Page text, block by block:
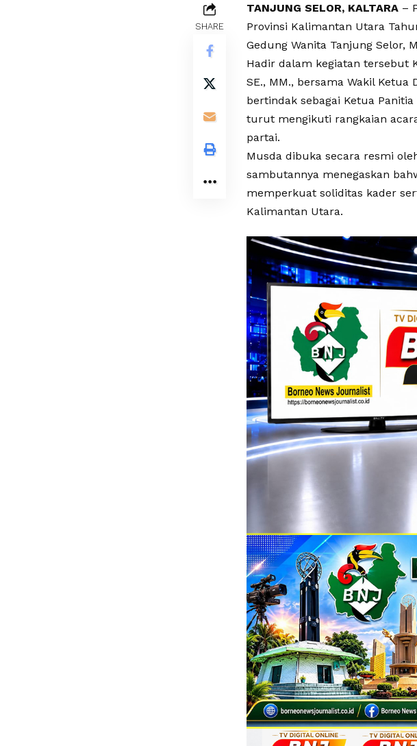
SHARE
TANJUNG SELOR, KALTARA –
Provinsi Kalimantan Utara
Gedung Wanita Tanjung Selor,
Hadir dalam kegiatan tersebut
SE., MM., bersama Wakil Ketua
bertindak sebagai Ketua
turut mengikuti rangkaian
partai.
Musda dibuka secara resmi
sambutannya menegaskan
memperkuat soliditas kader
Kalimantan Utara.